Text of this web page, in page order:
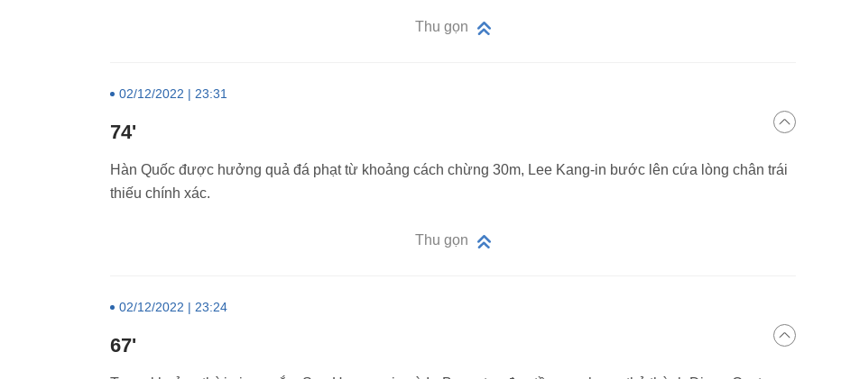
Thu gọn
02/12/2022 | 23:31
74'
Hàn Quốc được hưởng quả đá phạt từ khoảng cách chừng 30m, Lee Kang-in bước lên cứa lòng chân trái
thiếu chính xác.
Thu gọn
02/12/2022 | 23:24
67'